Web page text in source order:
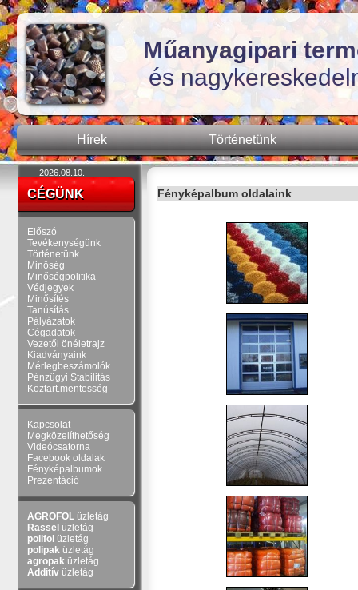
Műanyagipari
és
Hírek Történetünk
2026.08.10.
CÉGÜNK
Előszó
Tevékenységünk
Történetünk
Minőség
Minőségpolitika
Védjegyek
Minősítés
Tanúsítás
Pályázatok
Cégadatok
Vezetői önéletrajz
Kiadványaink
Mérlegbeszámolók
Pénzügyi Stabilitás
Köztart.mentesség
Kapcsolat
Megközelíthetőség
Videócsatorna
Facebook oldalak
Fényképalbumok
Prezentáció
AGROFOL üzletág
Rassel üzletág
polifol üzletág
polipak üzletág
agropak üzletág
Additív üzletág
Fényképalbum oldalaink